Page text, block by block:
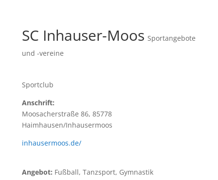
SC Inhauser-Moos Sportangebote
und -vereine
Sportclub
Anschrift:
Moosacherstraße 86, 85778
Haimhausen/Inhausermoos
inhausermoos.de/
Angebot: Fußball, Tanzsport, Gymnastik